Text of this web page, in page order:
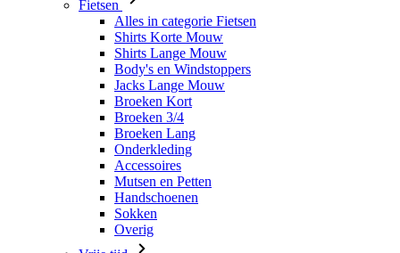
Jacks Lange Mouw
Broeken Kort
Broeken 3/4
Broeken Lang
Onderkleding
Accessoires
Mutsen en Petten
Handschoenen
Sokken
Overig
Vrije tijd
Alles in categorie Vrije tijd
T-Shirts
Hoodie
Mutsen en Petten